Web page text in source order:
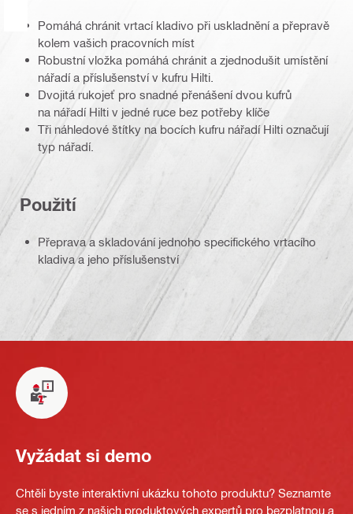
Pomáhá chránit vrtací kladivo při uskladnění a přepravě
kolem vašich pracovních míst
Robustní vložka pomáhá chránit a zjednodušit umístění
nářadí a příslušenství v kufru Hilti.
Dvojitá rukojeť pro snadné přenášení dvou kufrů
na nářadí Hilti v jedné ruce bez potřeby klíče
Tři náhledové štítky na bocích kufru nářadí Hilti označují
typ nářadí.
Použití
Přeprava a skladování jednoho specifického vrtacího
kladiva a jeho příslušenství
Vyžádat si demo
Chtěli byste interaktivní ukázku tohoto produktu? Seznamte
se s jedním z našich produktových expertů pro bezplatnou a